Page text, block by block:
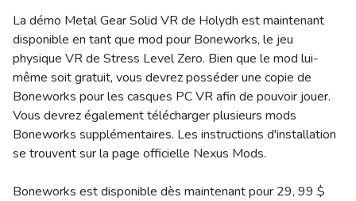
La démo Metal Gear Solid VR de Holydh est maintenant
disponible en tant que mod pour Boneworks, le jeu
physique VR de Stress Level Zero. Bien que le mod lui-
même soit gratuit, vous devrez posséder une copie de
Boneworks pour les casques PC VR afin de pouvoir jouer.
Vous devrez également télécharger plusieurs mods
Boneworks supplémentaires. Les instructions d'installation
se trouvent sur la page officielle Nexus Mods.
Boneworks est disponible dès maintenant pour 29, 99 $